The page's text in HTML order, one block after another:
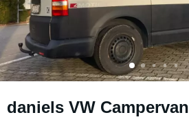
daniels VW Campervan